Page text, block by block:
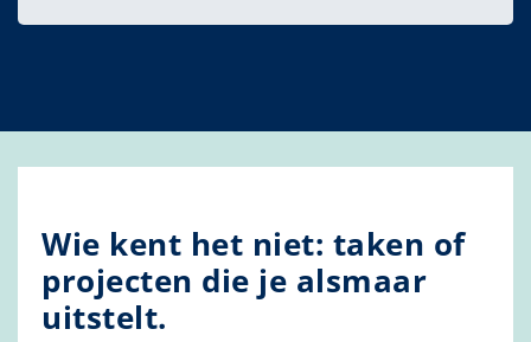
Wie kent het niet: taken of
projecten die je alsmaar
uitstelt.